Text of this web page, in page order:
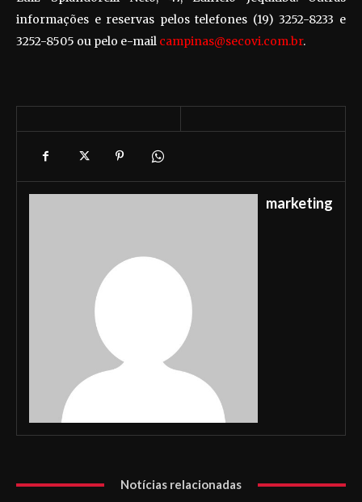
informações e reservas pelos telefones (19) 3252-8233 e
3252-8505 ou pelo e-mail campinas@secovi.com.br.
marketing
Notícias relacionadas